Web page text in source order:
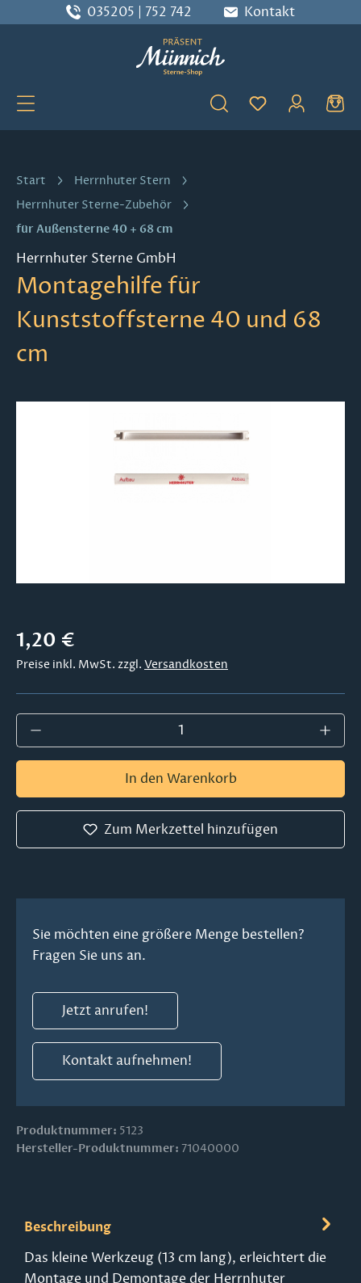
Zum Hauptinhalt springen
035205 | 752 742 Kontakt
Du hast 0
Start
Herrnhuter Stern
Herrnhuter Sterne-Zubehör
für Außensterne 40 + 68 cm
Herrnhuter Sterne GmbH
Montagehilfe für
Kunststoffsterne 40 und 68
cm
Regulärer Preis:
1,20 €
Preise inkl. MwSt. zzgl. Versandkosten
Produkt Anzahl: Gib den gewünschten
In den Warenkorb
Zum Merkzettel hinzufügen
Sie möchten eine größere Menge bestellen?
Fragen Sie uns an.
Jetzt anrufen!
Kontakt aufnehmen!
Produktnummer: 5123
Hersteller-Produktnummer: 71040000
Beschreibung
Das kleine Werkzeug (13 cm lang), erleichtert die
Montage und Demontage der Herrnhuter